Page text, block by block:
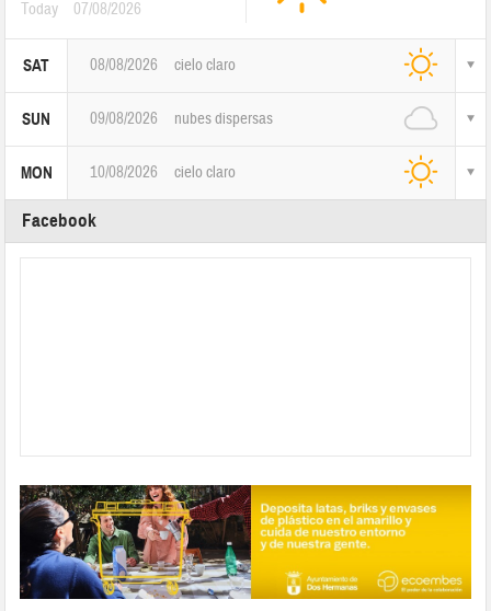
Today 07/08/2026
SAT 08/08/2026 cielo claro
SUN 09/08/2026 nubes dispersas
MON 10/08/2026 cielo claro
Facebook